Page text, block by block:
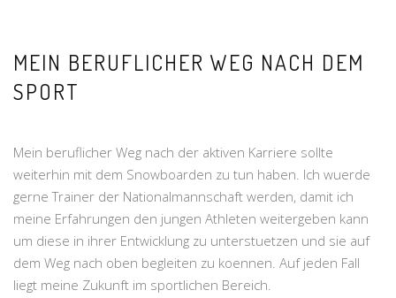
MEIN BERUFLICHER WEG NACH DEM
SPORT
Mein beruflicher Weg nach der aktiven Karriere sollte
weiterhin mit dem Snowboarden zu tun haben. Ich wuerde
gerne Trainer der Nationalmannschaft werden, damit ich
meine Erfahrungen den jungen Athleten weitergeben kann
um diese in ihrer Entwicklung zu unterstuetzen und sie auf
dem Weg nach oben begleiten zu koennen. Auf jeden Fall
liegt meine Zukunft im sportlichen Bereich.